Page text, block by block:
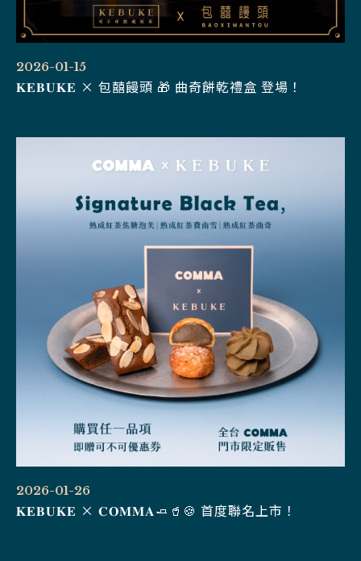
2026-01-15
𝐊𝐄𝐁𝐔𝐊𝐄 × 包囍饅頭 🎁 曲奇餅乾禮盒 登場！
2026-01-26
𝐊𝐄𝐁𝐔𝐊𝐄 × 𝐂𝐎𝐌𝐌𝐀🧈🥤🍪 首度聯名上市！